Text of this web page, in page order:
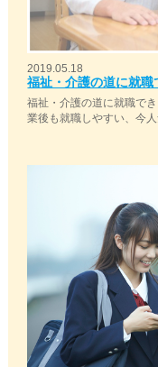
2019.05.18
福祉・介護の道に就
福祉・介護の道に就職で
業後も就職しやすい、今